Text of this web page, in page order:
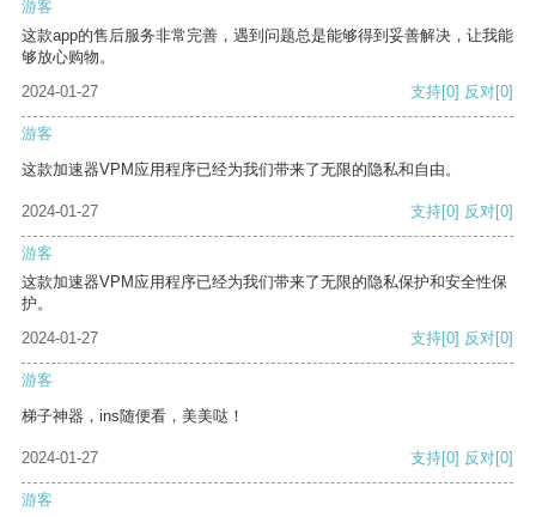
游客
这款app的售后服务非常完善，遇到问题总是能够得到妥善解决，让我能
够放心购物。
2024-01-27
支持[0] 反对[0]
游客
这款加速器VPM应用程序已经为我们带来了无限的隐私和自由。
2024-01-27 支持[0] 反对[0]
游客
这款加速器VPM应用程序已经为我们带来了无限的隐私保护和安全性保
护。
2024-01-27
支持[0] 反对[0]
游客
梯子神器，ins随便看，美美哒！
2024-01-27 支持[0] 反对[0]
游客